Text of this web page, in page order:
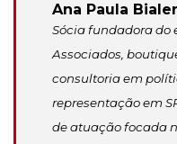
Ana Paula Bialer
Sócia fundadora do
Associados,
consultoria em
representação em
de atuação focada